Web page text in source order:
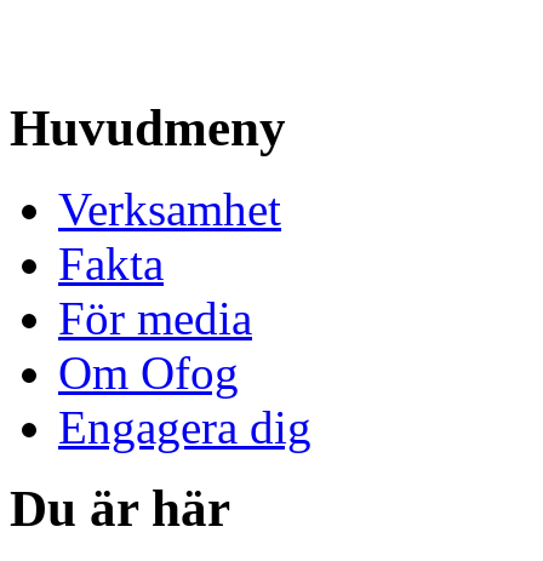
Huvudmeny
Verksamhet
Fakta
För media
Om Ofog
Engagera dig
Du är här